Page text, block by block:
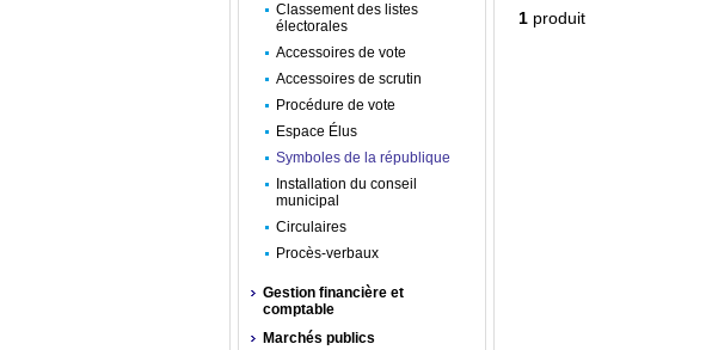
1 produit
Classement des listes
électorales
Accessoires de vote
Accessoires de scrutin
Procédure de vote
Espace Élus
Symboles de la république
Installation du conseil
municipal
Circulaires
Procès-verbaux
Gestion financière et
comptable
Marchés publics